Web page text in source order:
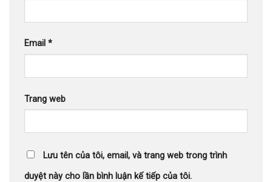
Email *
Trang web
Lưu tên của tôi, email, và trang web trong trình
duyệt này cho lần bình luận kế tiếp của tôi.